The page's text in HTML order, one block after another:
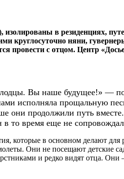
в резиденциях,
круглосуточно няни,
провести с отцом. Центр
Вы наше будущее!» —
исполняла прощальную
они продолжили путь
то время еще не
которые в основном делают
Они не посещают детские
и редко видят отца.